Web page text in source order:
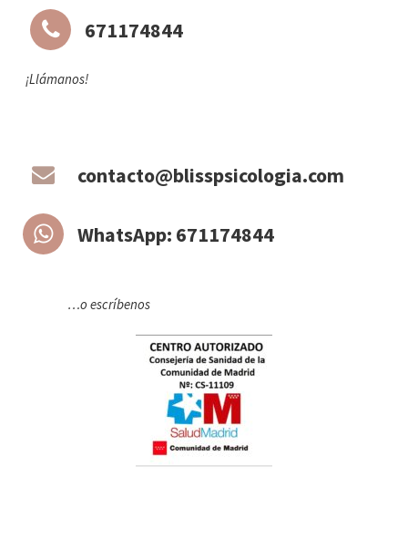
671174844
¡Llámanos!
contacto@blisspsicologia.com
WhatsApp: 671174844
…o escríbenos